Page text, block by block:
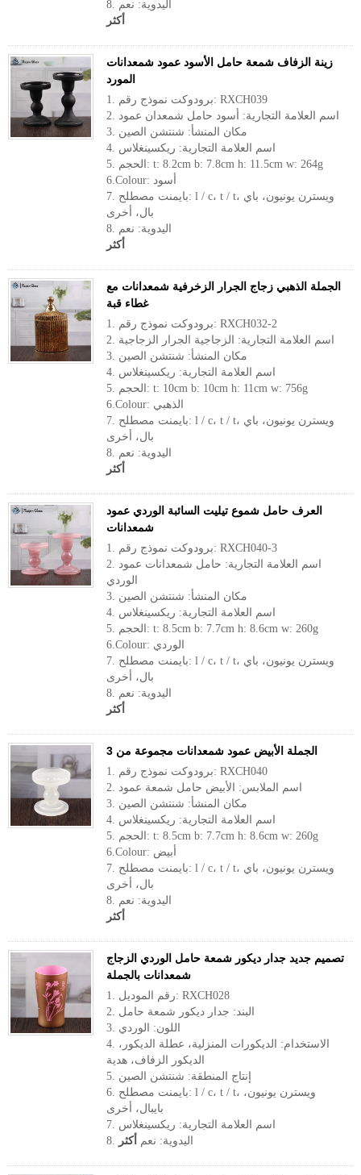
8. اليدوية: نعم
أكثر
زينة الزفاف شمعة حامل الأسود عمود شمعدانات
المورد
1. برودوكت نموذج رقم: RXCH039
2. اسم العلامة التجارية: أسود حامل شمعدان عمود
3. مكان المنشأ: شنتشن الصين
4. اسم العلامة التجارية: ريكسينغلاس
5. الحجم: t: 8.2cm b: 7.8cm h: 11.5cm w: 264g
6.Colour: أسود
7. بايمنت مصطلح: l / c، t / t، ويسترن يونيون، باي
بال، أخرى
8. اليدوية: نعم
أكثر
الجملة الذهبي زجاج الجرار الزخرفية شمعدانات مع
غطاء قبة
1. برودوكت نموذج رقم: RXCH032-2
2. اسم العلامة التجارية: الزجاجية الجرار الزجاجية
3. مكان المنشأ: شنتشن الصين
4. اسم العلامة التجارية: ريكسينغلاس
5. الحجم: t: 10cm b: 10cm h: 11cm w: 756g
6.Colour: الذهبي
7. بايمنت مصطلح: l / c، t / t، ويسترن يونيون، باي
بال، أخرى
8. اليدوية: نعم
أكثر
العرف حامل شموع تيليت السائبة الوردي عمود
شمعدانات
1. برودوكت نموذج رقم: RXCH040-3
2. اسم العلامة التجارية: حامل شمعدانات عمود
الوردي
3. مكان المنشأ: شنتشن الصين
4. اسم العلامة التجارية: ريكسينغلاس
5. الحجم: t: 8.5cm b: 7.7cm h: 8.6cm w: 260g
6.Colour: الوردي
7. بايمنت مصطلح: l / c، t / t، ويسترن يونيون، باي
بال، أخرى
8. اليدوية: نعم
أكثر
الجملة الأبيض عمود شمعدانات مجموعة من 3
1. برودوكت نموذج رقم: RXCH040
2. اسم الملابس: الأبيض حامل شمعة عمود
3. مكان المنشأ: شنتشن الصين
4. اسم العلامة التجارية: ريكسينغلاس
5. الحجم: t: 8.5cm b: 7.7cm h: 8.6cm w: 260g
6.Colour: أبيض
7. بايمنت مصطلح: l / c، t / t، ويسترن يونيون، باي
بال، أخرى
8. اليدوية: نعم
أكثر
تصميم جديد جدار ديكور شمعة حامل الوردي الزجاج
شمعدانات بالجملة
1. رقم الموديل: RXCH028
2. البند: جدار ديكور شمعة حامل
3. اللون: الوردي
4. الاستخدام: الديكورات المنزلية، عطلة الديكور،
الديكور الزفاف، هدية
5. إنتاج المنطقة: شنتشن الصين
6. بايمنت مصطلح: l / c، t / t، ويسترن يونيون،
بايبال، أخرى
7. اسم العلامة التجارية: ريكسينغلاس
8. اليدوية: نعم أكثر